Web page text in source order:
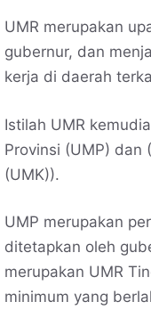
UMR merupakan
gubernur, dan
kerja di daerah
Istilah UMR
Provinsi (UMP) dan
(UMK)).
UMP merupakan
ditetapkan oleh
merupakan UMR
minimum yang